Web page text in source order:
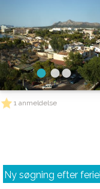
1 anmeldelse
Ny søgning efter